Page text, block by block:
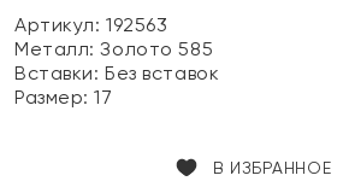
Артикул: 192563
Металл:Золото 585
Вставки:Без вставок
Размер:17
В ИЗБРАННОЕ